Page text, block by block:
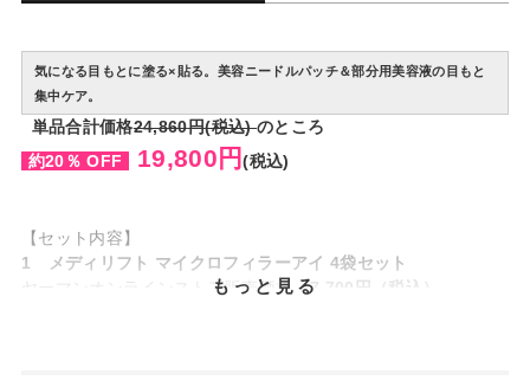
気になる目もとに塗る×貼る。美容ニードルパッチ＆部分用美容液の目もと
集中ケア。
単品合計価格24,860円(税込)のところ
約20％ OFF
19,800円(税込)
【セット内容】
1 メディリフト マイクロフィラーアイ 4袋セット
ヤーマンオンラインストア販売価格7,700円（税込）
もっと見る